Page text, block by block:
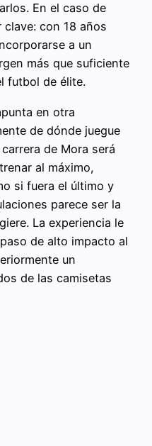
En el caso de
con 18 años
a un
más que suficiente
futbol de élite.
en otra
de dónde juegue
de Mora será
al máximo,
si fuera el último y
parece ser la
La experiencia le
de alto impacto al
un
de las camisetas